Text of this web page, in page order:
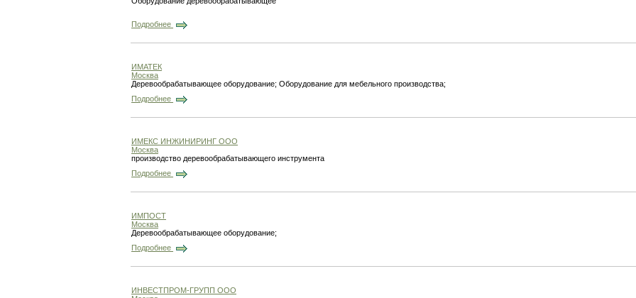
Подробнее
ИМАТЕК
Москва
Деревообрабатывающее оборудование; Оборудование для мебельного производства;
Подробнее
ИМЕКС ИНЖИНИРИНГ ООО
Москва
производство деревообрабатывающего инструмента
Подробнее
ИМПОСТ
Москва
Деревообрабатывающее оборудование;
Подробнее
ИНВЕСТПРОМ-ГРУПП ООО